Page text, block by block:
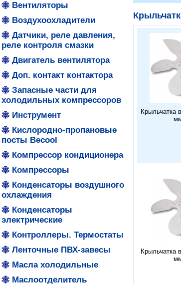
Вентиляторы
Воздухоохладители
Датчики, реле давления,
реле контроля смазки
Двигатель вентилятора
Доп. контакт контактора
Запасные части для
холодильных компрессоров
Инструмент
Кислородно-пропановые
посты Becool
Компрессор кондиционера
Компрессоры
Конденсаторы воздушного
охлаждения
Конденсаторы
электрические
Контроллеры. Термостаты
Ленточные ПВХ-завесы
Масла холодильные
Маслоотделитель
Крыльчатка
Крыльчатка